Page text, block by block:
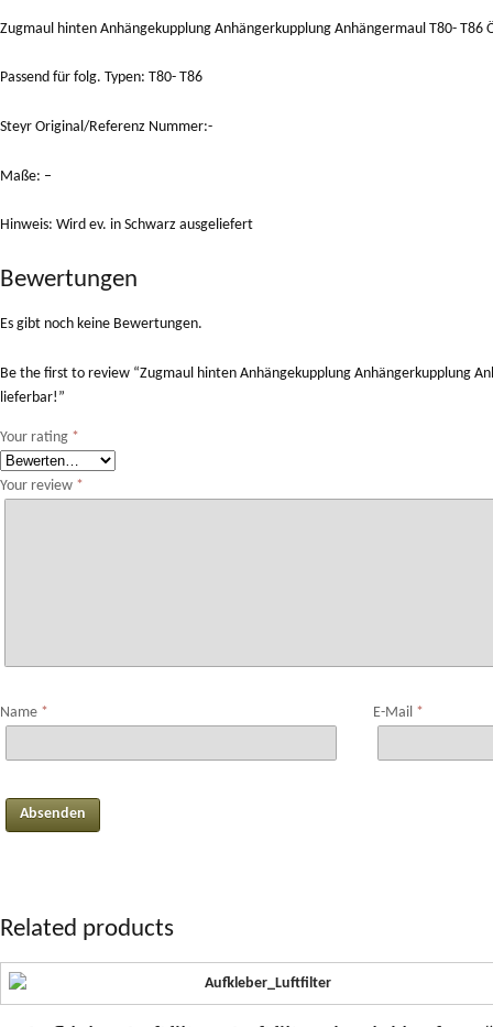
Zugmaul hinten Anhängekupplung Anhängerkupplung Anhängermaul T80-
Passend für folg. Typen: T80- T86
Steyr Original/Referenz Nummer:-
Maße: –
Hinweis: Wird ev. in Schwarz ausgeliefert
Bewertungen
Es gibt noch keine Bewertungen.
Be the first to review “Zugmaul hinten Anhängekupplung Anhängerkupplung
lieferbar!”
Your rating *
Your review *
Name * E-Mail *
Related products